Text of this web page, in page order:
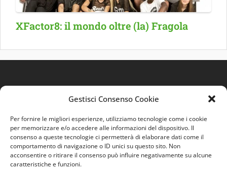
Gestisci Consenso Cookie
Per fornire le migliori esperienze, utilizziamo tecnologie come i cookie
per memorizzare e/o accedere alle informazioni del dispositivo. Il
consenso a queste tecnologie ci permetterà di elaborare dati come il
comportamento di navigazione o ID unici su questo sito. Non
acconsentire o ritirare il consenso può influire negativamente su alcune
caratteristiche e funzioni.
XFactor8: il mondo oltre (la) Fragola
Quest'opera è distribuita con LicenzaCreative
Commons 3.0 Italia.